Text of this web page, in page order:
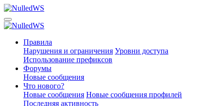
Правила
Нарушения и ограничения Уровни доступа
Использование префиксов
Форумы
Новые сообщения
Что нового?
Новые сообщения Новые сообщения профилей
Последняя активность